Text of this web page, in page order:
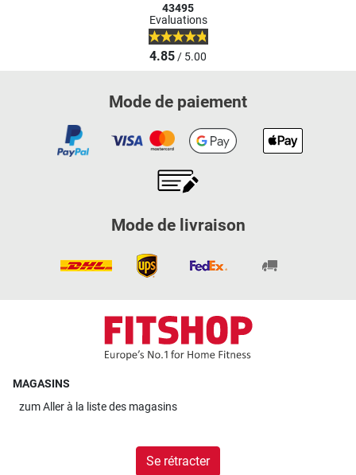
43495
Evaluations
4.85/ 5.00
Mode de paiement
Mode de livraison
MAGASINS
zumAller à la liste des magasins
Se rétracter